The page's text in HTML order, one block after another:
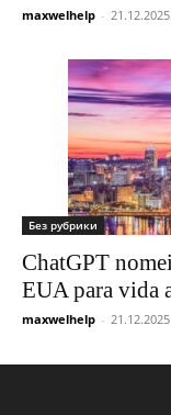
maxwelhelp - 21.12.2025
Без рубрики
ChatGPT
EUA para vida
maxwelhelp - 21.12.2025